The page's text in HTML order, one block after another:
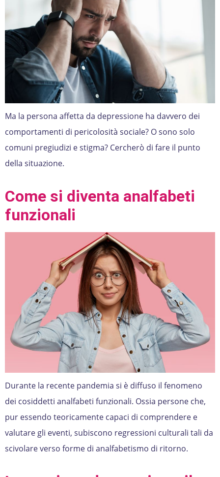
Ma la persona affetta da depressione ha davvero dei
comportamenti di pericolosità sociale? O sono solo
comuni pregiudizi e stigma? Cercherò di fare il punto
della situazione.
Come si diventa analfabeti
funzionali
Durante la recente pandemia si è diffuso il fenomeno
dei cosiddetti analfabeti funzionali. Ossia persone che,
pur essendo teoricamente capaci di comprendere e
valutare gli eventi, subiscono regressioni culturali tali da
scivolare verso forme di analfabetismo di ritorno.